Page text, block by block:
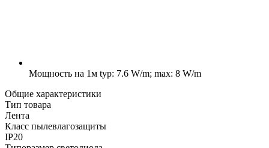
Мощность на 1м typ: 7.6 W/m; max: 8 W/m
Общие характеристики
Тип товара
Лента
Класс пылевлагозащиты
IP20